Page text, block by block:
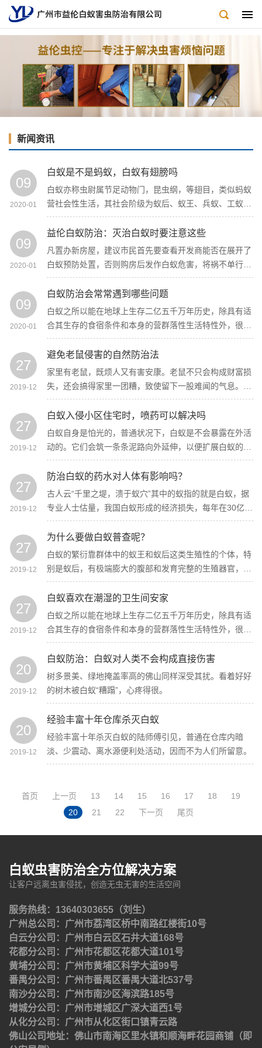
新闻资讯
09
2020-01
白蚁是不是蚂蚁，白蚁有翅膀吗
白蚁亦称虫尉属节足动物门，昆虫纲，等翅目，类似蚂蚁
营社会性生活，其社会阶级为蚁后、蚁王、兵蚁、工蚁。
体脆弱而扁，白色、淡黄色、赤褐色或黑褐色均有，各种
不同种类体色不一样。口器为典型的咀嚼式，触角念珠
状。
09
2020-01
益伦白蚁防治：灭治白蚁时要注意这些
凡置办新房屋，建议市民首先要查看开发商能否在展开了
白蚁预防处置，否则购房后发作白蚁危害，将祸不单行。
未经防治处置不要自行改换被白蚁危害的物品,以免构成
白蚁危害进一步扩散。
09
2020-01
白蚁防治会常常遇到哪些问题
白蚁之所以能在地球上生存二亿五千万年历史，除具有适
合其生存的食宿条件和本身的营群落性生活特性外，很大
水平上决议于白蚁的繁衍才能。
27
2019-12
避免老鼠侵害的自然防治法
家里有老鼠，既烦人又有害安康。老鼠不只会构成财富损
失，还会搞得家里一团糟，致使留下一股难闻的气息。但
是，假定不晓得怎样正确地驱赶老鼠，干起来的确是件头
疼的事。像是买老鼠药的方法又存在误伤的风险。
27
2019-12
白蚁入侵小区住宅时，喷药可以解决吗
白蚁自身是怕光的，普通状况下，白蚁是不会暴露在外活
动的。它们会筑一条条泥路向外延伸，以便扩展白蚁的活
动范围。
27
2019-12
防治白蚁的药水对人体有影响吗？
古人云“千里之堤，溃于蚁穴”其中的蚁指的就是白蚁，据
专业人士估量，我国白蚁形成的经济损失，每年在30亿元
左右。更风险的是，白蚁之患隐秘难察，它们常常经过墙
壁踢脚线缝隙、混凝土裂痕及木门框入地局部，其巢穴多
在公开和物体的荫蔽部位，不易发现。
27
2019-12
为什么要做白蚁普查呢？
白蚁的繁衍靠群体中的蚁王和蚁后这类生殖性的个体，特
别是蚁后，有极端膨大的腹部和发育完整的生殖器官，主
要起交配产卵的作用。
27
2019-12
白蚁喜欢在潮湿的卫生间安家
白蚁之所以能在地球上生存二亿五千万年历史，除具有适
合其生存的食宿条件和本身的营群落性生活特性外，很大
水平上决议于白蚁的繁衍才能。
20
2019-12
白蚁防治：白蚁对人类不会构成直接伤害
树多景美、绿地掩盖率高的佛山同样深受其扰。看着好好
的树木被白蚁“糟蹋”，心疼得很。
20
2019-12
经验丰富十年仓库杀灭白蚁
经验丰富十年杀灭白蚁的陆师傅引见，普通在仓库内暗
淡、少震动、离水源便利处活动，因而不为人们所留意。
首页 上一页 13 14 15 16 17 18
19
20
21 22 下一页 尾页
白蚁虫害防治全方位解决方案
让客户远离虫害侵扰，创造无虫无害的生活空间
服务热线：13640303655（刘生）
广州总公司：广州市荔湾区桥中南路红楼街10号
白云分公司：广州市白云区石井大道168号
花都分公司：广州市花都区花都大道101号
黄埔分公司：广州市黄埔区科学大道99号
番禺分公司：广州市番禺区番禺大道北537号
南沙分公司：广州市南沙区海滨路185号
增城分公司：广州市增城区广深大道西1号
从化分公司：广州市从化区街口镇青云路
佛山公司地址：佛山市南海区里水镇和顺海畔花园商铺（即